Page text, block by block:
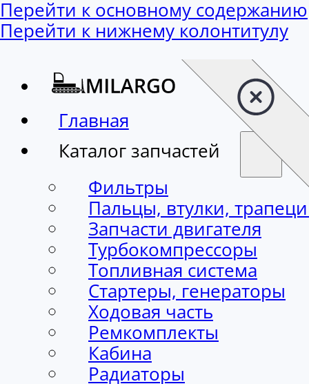
Перейти к основному содержанию
Перейти к нижнему колонтитулу
Главная
Каталог запчастей
Фильтры
Пальцы, втулки,
Запчасти двигателя
Турбокомпрессоры
Топливная система
Стартеры, генераторы
Ходовая часть
Ремкомплекты
Кабина
Радиаторы